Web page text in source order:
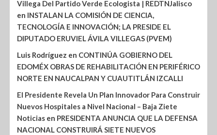
Villega Del Partido Verde Ecologista | REDTNJalisco
en INSTALAN LA COMISIÓN DE CIENCIA,
TECNOLOGÍA E INNOVACIÓN; LA PRESIDE EL
DIPUTADO ERUVIEL ÁVILA VILLEGAS (PVEM)
Luis Rodríguez en CONTINÚA GOBIERNO DEL
EDOMÉX OBRAS DE REHABILITACIÓN EN PERIFÉRICO
NORTE EN NAUCALPAN Y CUAUTITLÁN IZCALLI
El Presidente Revela Un Plan Innovador Para Construir
Nuevos Hospitales a Nivel Nacional – Baja Ziete
Noticias en PRESIDENTA ANUNCIA QUE LA DEFENSA
NACIONAL CONSTRUIRÁ SIETE NUEVOS